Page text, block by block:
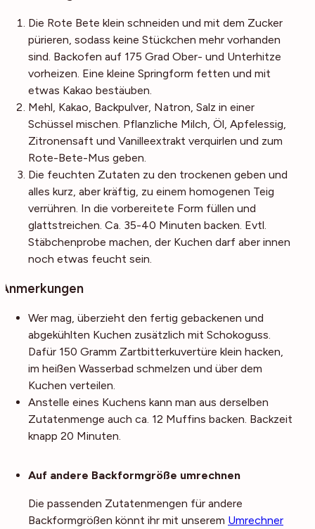
Die Rote Bete klein schneiden und mit dem Zucker
pürieren, sodass keine Stückchen mehr vorhanden
sind. Backofen auf 175 Grad Ober- und Unterhitze
vorheizen. Eine kleine Springform fetten und mit
etwas Kakao bestäuben.
Mehl, Kakao, Backpulver, Natron, Salz in einer
Schüssel mischen. Pflanzliche Milch, Öl, Apfelessig,
Zitronensaft und Vanilleextrakt verquirlen und zum
Rote-Bete-Mus geben.
Die feuchten Zutaten zu den trockenen geben und
alles kurz, aber kräftig, zu einem homogenen Teig
verrühren. In die vorbereitete Form füllen und
glattstreichen. Ca. 35-40 Minuten backen. Evtl.
Stäbchenprobe machen, der Kuchen darf aber innen
noch etwas feucht sein.
Anmerkungen
Wer mag, überzieht den fertig gebackenen und
abgekühlten Kuchen zusätzlich mit Schokoguss.
Dafür 150 Gramm Zartbitterkuvertüre klein hacken,
im heißen Wasserbad schmelzen und über dem
Kuchen verteilen.
Anstelle eines Kuchens kann man aus derselben
Zutatenmenge auch ca. 12 Muffins backen. Backzeit
knapp 20 Minuten.
Auf andere Backformgröße umrechnen
Die passenden Zutatenmengen für andere
Backformgrößen könnt ihr mit unserem Umrechner
Noch mehr Tipps